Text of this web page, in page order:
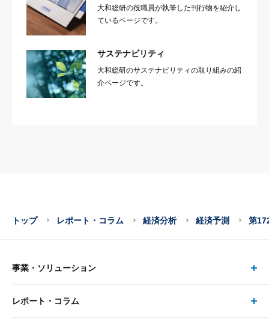
大和総研の役職員が執筆した刊行物を紹介し
ているページです。
サステナビリティ
大和総研のサステナビリティの取り組みの紹
介ページです。
トップ レポート・コラム 経済分析 経済予測 第
事業・ソリューション
事業・ソリューション トップ
レポート・コラム